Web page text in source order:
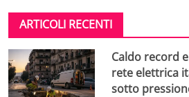
ARTICOLI RECENTI
Caldo record
rete elettrica
sotto